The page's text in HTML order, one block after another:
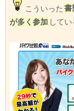
こういった 書
が多く参加 して